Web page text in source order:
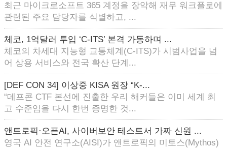
최근 마이크로소프트 365 계정을 장악해 재무 워크플로에
관련된 주요 담당자를 식별하고, ...
체코, 1억달러 투입 ‘C-ITS’ 본격 가동하며 ...
체코의 차세대 지능형 교통체계(C-ITS)가 시범사업을 넘
어 상용 서비스와 전국 확산 단계...
[DEF CON 34] 이상중 KISA 원장 “K-...
“데프콘 CTF 본선에 진출한 우리 해커들은 이미 세계 최
고 수준임을 다시 한번 증명한 것...
앤트로픽·오픈AI, 사이버보안 테스트서 가짜 신원 ...
영국 AI 안전 연구소(AISI)가 앤트로픽의 미토스(Mythos)